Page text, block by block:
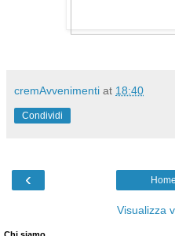
cremAvvenimenti at 18:40
Condividi
‹
Visualizza
Chi siamo